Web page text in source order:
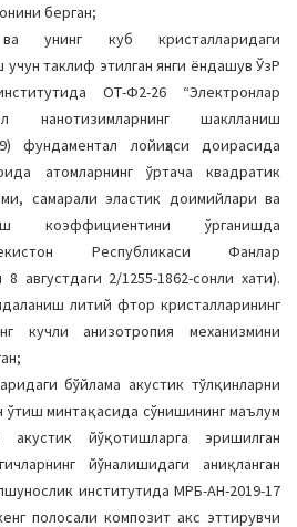
берган;
унинг куб кристалларидаги
таклиф этилган янги ёндашув ЎзР
ОТ-Ф2-26 “Электронлар
нанотизимларнинг шаклланиш
фундаментал лойиҳаси доирасида
атомларнинг ўртача квадратик
самарали эластик доимийлари ва
коэффициентини ўрганишда
Республикаси Фанлар
августдаги 2/1255-1862-сонли хати).
литий фтор кристалларининг
кучли анизотропия механизмини
бўйлама акустик тўлқинларни
ўтиш минтақасида сўнишининг маълум
йўқотишларга эришилган
йўналишидаги аниқланган
институтида МРБ-AН-2019-17
полосали композит акс эттирувчи